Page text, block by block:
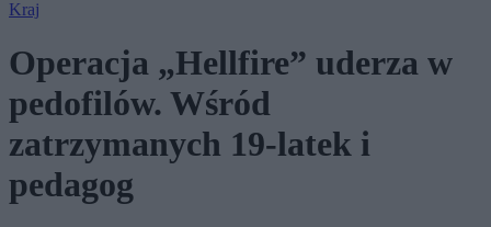
Kraj
Operacja „Hellfire” uderza w
pedofilów. Wśród
zatrzymanych 19-latek i
pedagog